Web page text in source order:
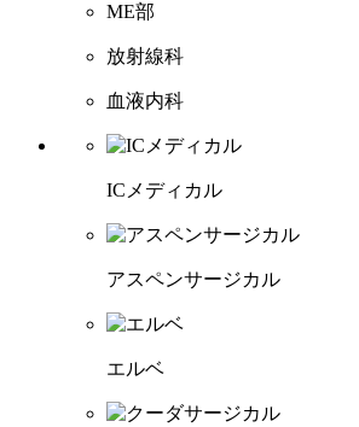
ME部
放射線科
血液内科
ICメディカル
アスペンサージカル
エルベ